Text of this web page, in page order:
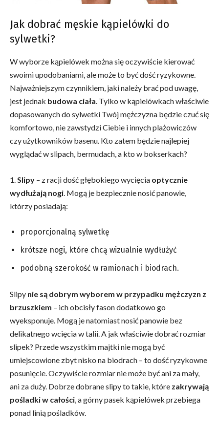
Jak dobrać męskie kąpielówki do
sylwetki?
W wyborze kąpielówek można się oczywiście kierować
swoimi upodobaniami, ale może to być dość ryzykowne.
Najważniejszym czynnikiem, jaki należy brać pod uwagę,
jest jednak budowa ciała. Tylko w kąpielówkach właściwie
dopasowanych do sylwetki Twój mężczyzna będzie czuć się
komfortowo, nie zawstydzi Ciebie i innych plażowiczów
czy użytkowników basenu. Kto zatem będzie najlepiej
wyglądać w slipach, bermudach, a kto w bokserkach?
1.Slipy – z racji dość głębokiego wycięcia optycznie
wydłużają nogi. Mogą je bezpiecznie nosić panowie,
którzy posiadają:
proporcjonalną sylwetkę
krótsze nogi, które chcą wizualnie wydłużyć
podobną szerokość w ramionach i biodrach.
Slipy nie są dobrym wyborem w przypadku mężczyzn z
brzuszkiem – ich obcisły fason dodatkowo go
wyeksponuje. Mogą je natomiast nosić panowie bez
delikatnego wcięcia w talii. A jak właściwie dobrać rozmiar
slipek? Przede wszystkim majtki nie mogą być
umiejscowione zbyt nisko na biodrach – to dość ryzykowne
posunięcie. Oczywiście rozmiar nie może być ani za mały,
ani za duży. Dobrze dobrane slipy to takie, które zakrywają
pośladki w całości, a górny pasek kąpielówek przebiega
ponad linią pośladków.